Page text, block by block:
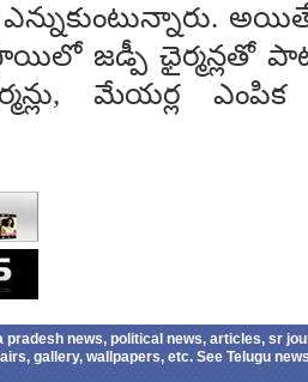
జడ్పీ ఛైర్మన్లతో
మేయర్ల ఎంపిక
pradesh news, political news, articles, sr
gallery, wallpapers, etc. See Telugu